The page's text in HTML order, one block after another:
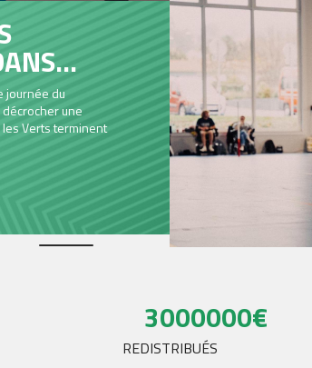
DÉFI SPORTIF ET
AU RUN HANDI NATURE 42
Deux équipes d’ASSE Cœur-Vert étaient au départ du
partager une belle aventure humaine et sportive aux
participants engagés pour l’inclusion.Ce mercredi 10
participé à la 5e édition du Run Handi Nature...
3000000€
REDISTRIBUÉS